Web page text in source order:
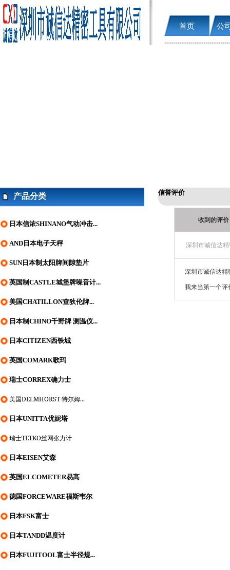
首页 公
产品分类
日本信浓SHINANO气动冲击...
AND日本电子天秤
SUN日本制太阳牌间隙垫片
英国制CASTLE城堡牌噪音计...
美国CHATILLON查狄伦牌...
日本制CHINO千野牌 测温仪...
日本CITIZEN西铁城
英国COMARK歌玛
瑞士CORREX确力士
美国DELMHORST 特尔姆...
日本UNITTA优妮塔
瑞士TETKO丝网张力计
日本EISEN艾森
英国ELCOMETER易高
德国FORCEWARE福斯韦尔
日本FSK富士
日本TANDD温度计
日本FUJITOOL富士半径规...
信誉评价
收到的评价
深圳市诚信达
深圳市诚信达
我来当第一个